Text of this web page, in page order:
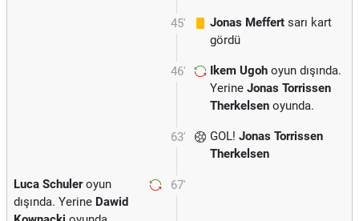
45' Jonas Meffert sarı kart
gördü
46' Ikem Ugoh oyun dışında.
Yerine Jonas Torrissen
Therkelsen oyunda.
63' GOL! Jonas Torrissen
Therkelsen
67'
Luca Schuleroyun
dışında. Yerine Dawid